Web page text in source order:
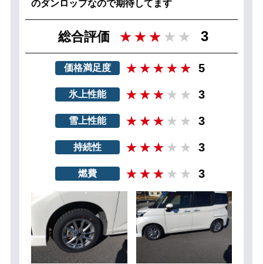
のダンロップなので期待してます
総合評価 3
価格満足度 5
氷上性能 3
雪上性能 3
持続性 3
燃費 3